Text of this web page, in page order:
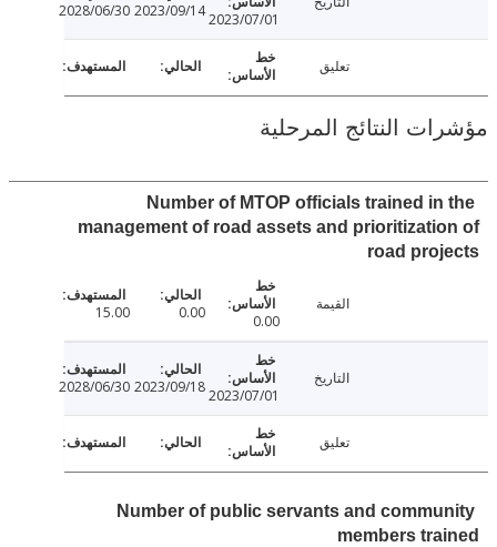
2023/07/01
2023/09/14
2028/06/30
النتائج المرحلية
Number of MTOP officials trained
management of road assets and
road
0.00
15.00
2023/07/01
2023/09/18
2028/06/30
Number of public servants and
members